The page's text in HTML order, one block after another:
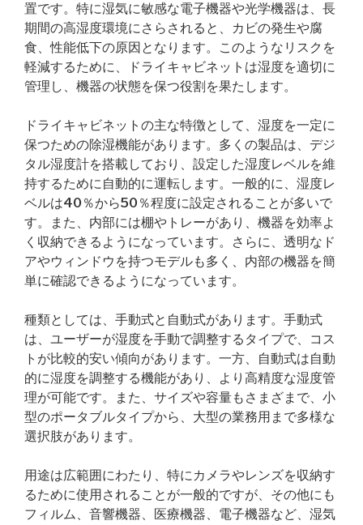
置です。特に湿気に敏感な電子機器や光学機器は、長
期間の高湿度環境にさらされると、カビの発生や腐
食、性能低下の原因となります。このようなリスクを
軽減するために、ドライキャビネットは湿度を適切に
管理し、機器の状態を保つ役割を果たします。
ドライキャビネットの主な特徴として、湿度を一定に
保つための除湿機能があります。多くの製品は、デジ
タル湿度計を搭載しており、設定した湿度レベルを維
持するために自動的に運転します。一般的に、湿度レ
ベルは40％から50％程度に設定されることが多いで
す。また、内部には棚やトレーがあり、機器を効率よ
く収納できるようになっています。さらに、透明なド
アやウィンドウを持つモデルも多く、内部の機器を簡
単に確認できるようになっています。
種類としては、手動式と自動式があります。手動式
は、ユーザーが湿度を手動で調整するタイプで、コス
トが比較的安い傾向があります。一方、自動式は自動
的に湿度を調整する機能があり、より高精度な湿度管
理が可能です。また、サイズや容量もさまざまで、小
型のポータブルタイプから、大型の業務用まで多様な
選択肢があります。
用途は広範囲にわたり、特にカメラやレンズを収納す
るために使用されることが一般的ですが、その他にも
フィルム、音響機器、医療機器、電子機器など、湿気